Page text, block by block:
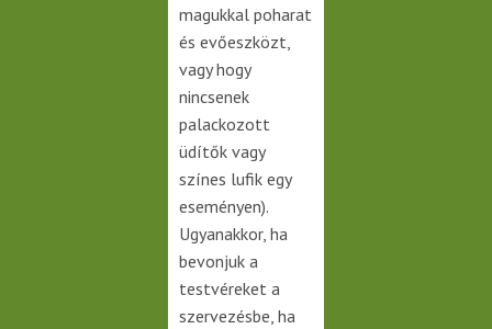
magukkal poharat
és evőeszközt,
vagy hogy
nincsenek
palackozott
üdítők vagy
színes lufik egy
eseményen).
Ugyanakkor, ha
bevonjuk a
testvéreket a
szervezésbe, ha